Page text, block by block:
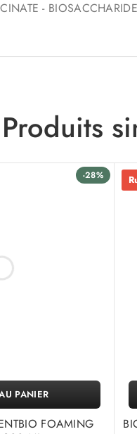
-
Produits
-28%
FOAMING
PANIER